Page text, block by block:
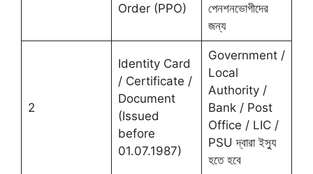
Order (PPO)
পেনশনভোগীদের
জন্য
2
Identity Card
/ Certificate /
Document
(Issued
before
01.07.1987)
Government /
Local
Authority /
Bank / Post
Office / LIC /
PSU দ্বারা ইস্যু
হতে হবে